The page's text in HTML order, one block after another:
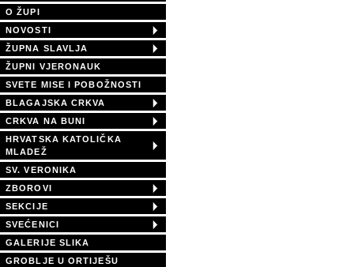
O ŽUPI
NOVOSTI
ŽUPNA SLAVLJA
ŽUPNI VJERONAUK
SVETE MISE I POBOŽNOSTI
BLAGAJSKA CRKVA
CRKVA NA BUNI
HRVATSKA KATOLIČKA
MLADEŽ
SV. VERONIKA
ZBOROVI
SEKCIJE
SVEĆENICI
GALERIJE SLIKA
GROBLJE U ORTIJEŠU